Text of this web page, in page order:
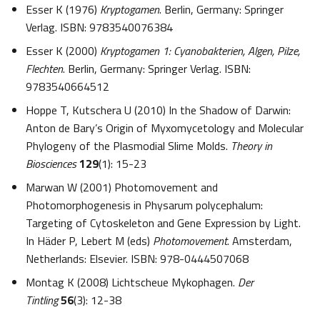
Esser K (1976) Kryptogamen. Berlin, Germany: Springer
Verlag. ISBN: 9783540076384
Esser K (2000) Kryptogamen 1: Cyanobakterien, Algen, Pilze,
Flechten. Berlin, Germany: Springer Verlag. ISBN:
9783540664512
Hoppe T, Kutschera U (2010) In the Shadow of Darwin:
Anton de Bary’s Origin of Myxomycetology and Molecular
Phylogeny of the Plasmodial Slime Molds. Theory in
Biosciences129(1): 15-23
Marwan W (2001) Photomovement and
Photomorphogenesis in Physarum polycephalum:
Targeting of Cytoskeleton and Gene Expression by Light.
In Häder P, Lebert M (eds) Photomovement. Amsterdam,
Netherlands: Elsevier. ISBN: 978-0444507068
Montag K (2008) Lichtscheue Mykophagen. Der
Tintling56(3): 12-38